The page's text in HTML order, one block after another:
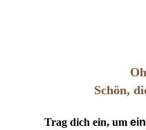
Schön,
Trag dich ein, um